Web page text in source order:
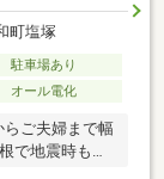
町塩塚
駐車場あり
オール電化
らご夫婦まで幅
で地震時も安